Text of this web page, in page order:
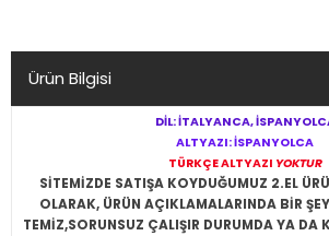
Ürün Bilgisi
DİL: İTALYANCA,
ALTYAZI: İSPANYOLCA
TÜRKÇE ALTYAZI YOKTUR
SİTEMİZDE SATIŞA KOYDUĞUMUZ 2.EL
OLARAK, ÜRÜN AÇIKLAMALARINDA BİR
TEMİZ,SORUNSUZ ÇALIŞIR DURUMDA YA DA